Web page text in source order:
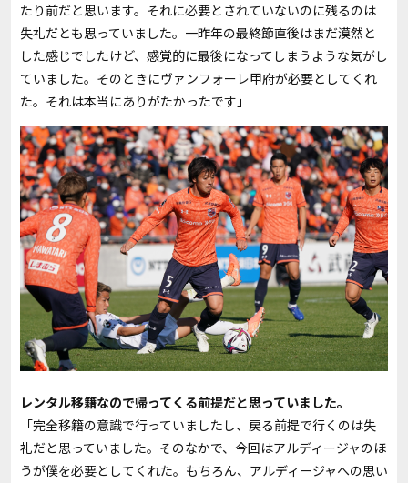
たり前だと思います。それに必要とされていないのに残るのは
失礼だとも思っていました。一昨年の最終節直後はまだ漠然と
した感じでしたけど、感覚的に最後になってしまうような気がし
ていました。そのときにヴァンフォーレ甲府が必要としてくれ
た。それは本当にありがたかったです」
――レンタル移籍なので帰ってくる前提だと思っていました。
「完全移籍の意識で行っていましたし、戻る前提で行くのは失
礼だと思っていました。そのなかで、今回はアルディージャのほ
うが僕を必要としてくれた。もちろん、アルディージャへの思い